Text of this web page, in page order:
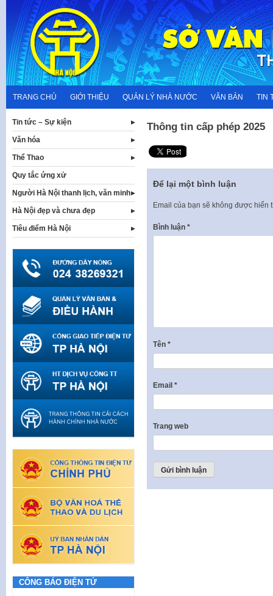
content
TRANG CHỦ GIỚI THIỆU QUẢN LÝ NHÀ NƯỚC VĂN BẢN TIN
Thông tin cấp phép 2025
Để lại một bình luận
Email của bạn sẽ không được hiển
Bình luận *
Tên *
Email *
Trang web
Tin tức – Sự kiện
Văn hóa
Thể Thao
Quy tắc ứng xử
Người Hà Nội thanh lịch, văn minh
Hà Nội đẹp và chưa đẹp
Tiêu điểm Hà Nội
CÔNG BÁO ĐIỆN TỬ